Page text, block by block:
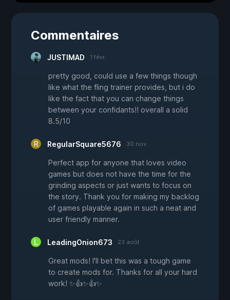
Commentaires
JUSTIMAD 1 févr.
pretty good, could use a few things though
like what the fling trainer provides, but i do
like the fact that you can change things
between your confidants!! overall a solid
8.5/10
RegularSquare5676 30 nov.
Perfect app for anyone that loves video
games but does not have the time for the
grinding aspects or just wants to focus on
the story. Thank you for making my backlog
of games playable again in such a neat and
user friendly manner.
LeadingOnion673 23 août
Great mods! I'll bet this was a tough game
to create mods for. Thanks for all your hard
work! ✨👍✨👍✨